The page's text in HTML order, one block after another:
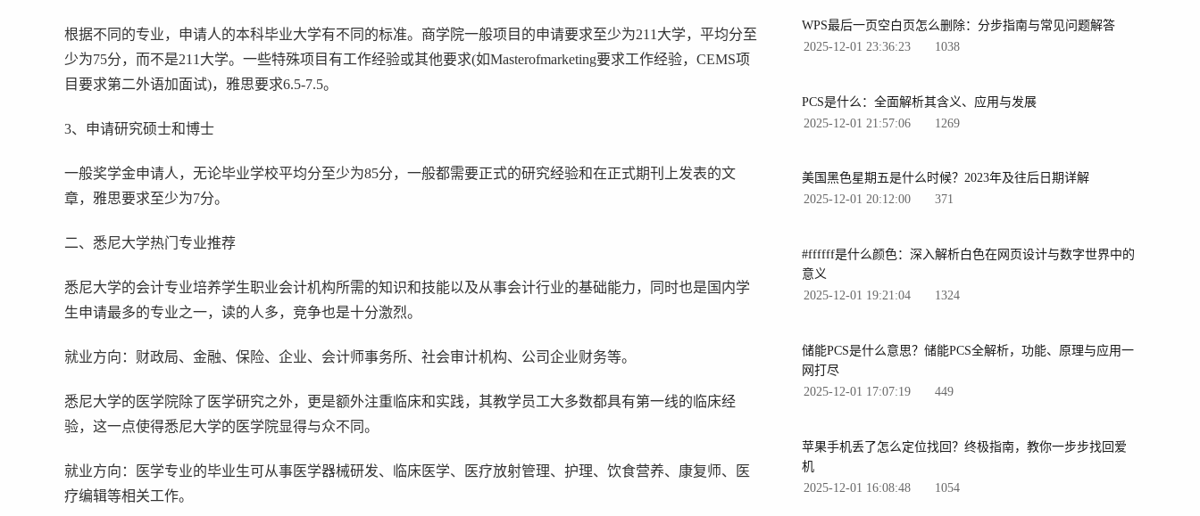
根据不同的专业，申请人的本科毕业大学有不同的标准。商学院一般项目的申请要求至少为211大学，平均分至
少为75分，而不是211大学。一些特殊项目有工作经验或其他要求(如Masterofmarketing要求工作经验，CEMS项
目要求第二外语加面试)，雅思要求6.5-7.5。
3、申请研究硕士和博士
一般奖学金申请人，无论毕业学校平均分至少为85分，一般都需要正式的研究经验和在正式期刊上发表的文
章，雅思要求至少为7分。
二、悉尼大学热门专业推荐
悉尼大学的会计专业培养学生职业会计机构所需的知识和技能以及从事会计行业的基础能力，同时也是国内学
生申请最多的专业之一，读的人多，竞争也是十分激烈。
就业方向：财政局、金融、保险、企业、会计师事务所、社会审计机构、公司企业财务等。
悉尼大学的医学院除了医学研究之外，更是额外注重临床和实践，其教学员工大多数都具有第一线的临床经
验，这一点使得悉尼大学的医学院显得与众不同。
就业方向：医学专业的毕业生可从事医学器械研发、临床医学、医疗放射管理、护理、饮食营养、康复师、医
疗编辑等相关工作。
WPS最后一页空白页怎么删除：分步指南与常见问题解答
2025-12-01 23:36:23
1038
PCS是什么：全面解析其含义、应用与发展
2025-12-01 21:57:06
1269
美国黑色星期五是什么时候？2023年及往后日期详解
2025-12-01 20:12:00
371
#ffffff是什么颜色：深入解析白色在网页设计与数字世界中的
意义
2025-12-01 19:21:04
1324
储能PCS是什么意思？储能PCS全解析，功能、原理与应用一
网打尽
2025-12-01 17:07:19
449
苹果手机丢了怎么定位找回？终极指南，教你一步步找回爱
机
2025-12-01 16:08:48
1054